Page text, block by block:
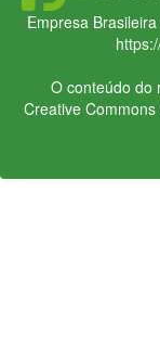
Empresa
O conteúdo do
Creative Commons